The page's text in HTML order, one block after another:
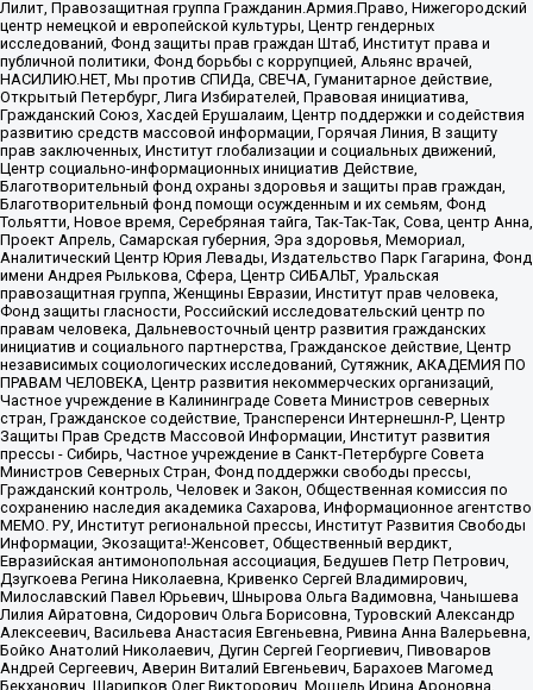
Лилит, Правозащитная группа Гражданин.Армия.Право, Нижегородский
центр немецкой и европейской культуры, Центр гендерных
исследований, Фонд защиты прав граждан Штаб, Институт права и
публичной политики, Фонд борьбы с коррупцией, Альянс врачей,
НАСИЛИЮ.НЕТ, Мы против СПИДа, СВЕЧА, Гуманитарное действие,
Открытый Петербург, Лига Избирателей, Правовая инициатива,
Гражданский Союз, Хасдей Ерушалаим, Центр поддержки и содействия
развитию средств массовой информации, Горячая Линия, В защиту
прав заключенных, Институт глобализации и социальных движений,
Центр социально-информационных инициатив Действие,
Благотворительный фонд охраны здоровья и защиты прав граждан,
Благотворительный фонд помощи осужденным и их семьям, Фонд
Тольятти, Новое время, Серебряная тайга, Так-Так-Так, Сова, центр Анна,
Проект Апрель, Самарская губерния, Эра здоровья, Мемориал,
Аналитический Центр Юрия Левады, Издательство Парк Гагарина, Фонд
имени Андрея Рылькова, Сфера, Центр СИБАЛЬТ, Уральская
правозащитная группа, Женщины Евразии, Институт прав человека,
Фонд защиты гласности, Российский исследовательский центр по
правам человека, Дальневосточный центр развития гражданских
инициатив и социального партнерства, Гражданское действие, Центр
независимых социологических исследований, Сутяжник, АКАДЕМИЯ ПО
ПРАВАМ ЧЕЛОВЕКА, Центр развития некоммерческих организаций,
Частное учреждение в Калининграде Совета Министров северных
стран, Гражданское содействие, Трансперенси Интернешнл-Р, Центр
Защиты Прав Средств Массовой Информации, Институт развития
прессы - Сибирь, Частное учреждение в Санкт-Петербурге Совета
Министров Северных Стран, Фонд поддержки свободы прессы,
Гражданский контроль, Человек и Закон, Общественная комиссия по
сохранению наследия академика Сахарова, Информационное агентство
МЕМО. РУ, Институт региональной прессы, Институт Развития Свободы
Информации, Экозащита!-Женсовет, Общественный вердикт,
Евразийская антимонопольная ассоциация, Бедушев Петр Петрович,
Дзугкоева Регина Николаевна, Кривенко Сергей Владимирович,
Милославский Павел Юрьевич, Шнырова Ольга Вадимовна, Чанышева
Лилия Айратовна, Сидорович Ольга Борисовна, Туровский Александр
Алексеевич, Васильева Анастасия Евгеньевна, Ривина Анна Валерьевна,
Бойко Анатолий Николаевич, Дугин Сергей Георгиевич, Пивоваров
Андрей Сергеевич, Аверин Виталий Евгеньевич, Барахоев Магомед
Бекханович, Шарипков Олег Викторович, Мошель Ирина Ароновна,